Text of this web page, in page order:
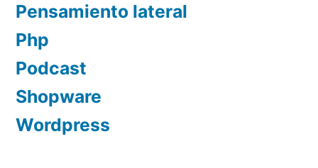
Pensamiento lateral
Php
Podcast
Shopware
Wordpress